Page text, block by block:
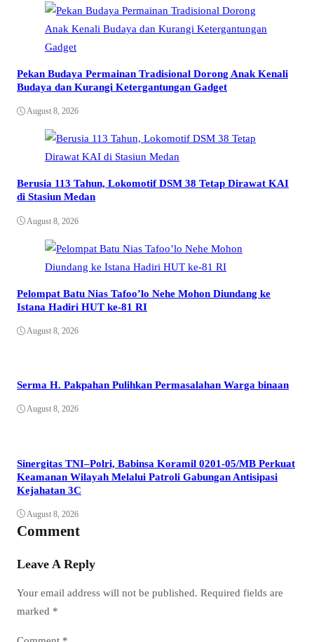
Pekan Budaya Permainan Tradisional Dorong Anak Kenali
Budaya dan Kurangi Ketergantungan Gadget
August 8, 2026
Berusia 113 Tahun, Lokomotif DSM 38 Tetap Dirawat KAI
di Stasiun Medan
August 8, 2026
Pelompat Batu Nias Tafoo’lo Nehe Mohon Diundang ke
Istana Hadiri HUT ke-81 RI
August 8, 2026
Serma H. Pakpahan Pulihkan Permasalahan Warga binaan
August 8, 2026
Sinergitas TNI–Polri, Babinsa Koramil 0201-05/MB Perkuat
Keamanan Wilayah Melalui Patroli Gabungan Antisipasi
Kejahatan 3C
August 8, 2026
Comment
Leave A Reply
Your email address will not be published. Required fields are
marked *